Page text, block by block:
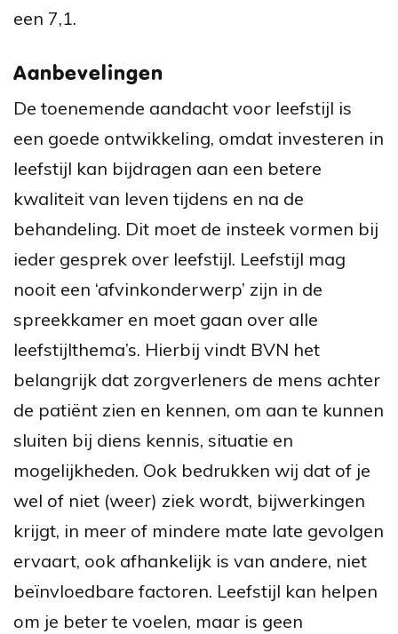
een 7,1.
Aanbevelingen
De toenemende aandacht voor leefstijl is
een goede ontwikkeling, omdat investeren in
leefstijl kan bijdragen aan een betere
kwaliteit van leven tijdens en na de
behandeling. Dit moet de insteek vormen bij
ieder gesprek over leefstijl. Leefstijl mag
nooit een ‘afvinkonderwerp’ zijn in de
spreekkamer en moet gaan over alle
leefstijlthema’s. Hierbij vindt BVN het
belangrijk dat zorgverleners de mens achter
de patiënt zien en kennen, om aan te kunnen
sluiten bij diens kennis, situatie en
mogelijkheden. Ook bedrukken wij dat of je
wel of niet (weer) ziek wordt, bijwerkingen
krijgt, in meer of mindere mate late gevolgen
ervaart, ook afhankelijk is van andere, niet
beïnvloedbare factoren. Leefstijl kan helpen
om je beter te voelen, maar is geen